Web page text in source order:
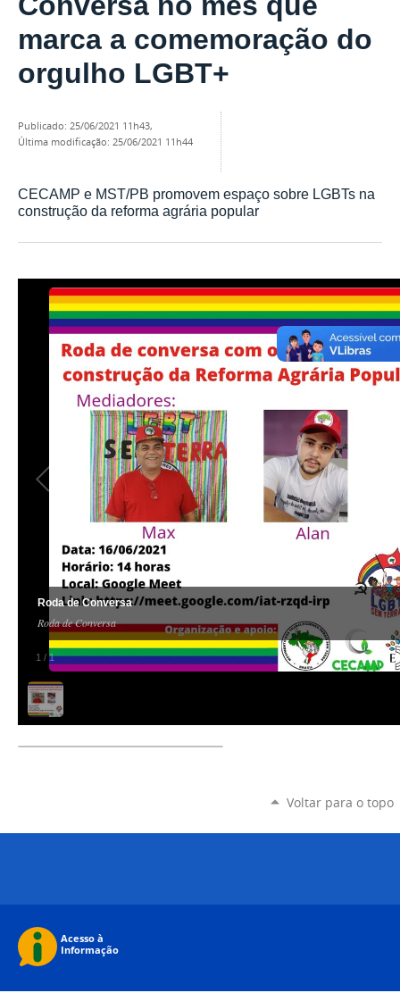
marca a comemoração do
orgulho LGBT+
publicado: 25/06/2021 11h43,
última modificação: 25/06/2021 11h44
CECAMP e MST/PB promovem espaço sobre LGBTs na
construção da reforma agrária popular
1 / 1
Roda de Conversa
Roda de Conversa
Voltar para o topo